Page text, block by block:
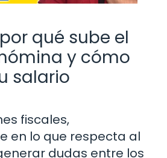
qué sube el
nómina y cómo
salario
fiscales,
en lo que respecta al
dudas entre los